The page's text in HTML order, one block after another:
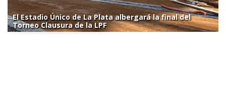
El Estadio Único de La Plata albergará la final del
Torneo Clausura de la LPF